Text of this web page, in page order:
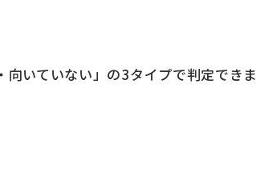
いていない」の3タイプで判定できま